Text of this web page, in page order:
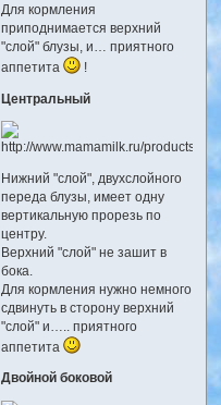
Для кормления
приподнимается верхний
"слой" блузы, и… приятного
аппетита
!
Центральный
Нижний "слой", двухслойного
переда блузы, имеет одну
вертикальную прорезь по
центру.
Верхний "слой" не зашит в
бока.
Для кормления нужно немного
сдвинуть в сторону верхний
"слой" и….. приятного
аппетита
Двойной боковой